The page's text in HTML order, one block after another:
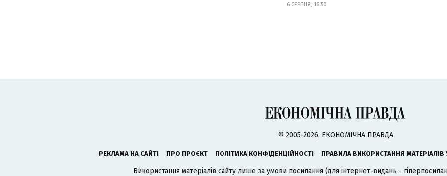
6 СЕРПНЯ, 16:50
© 2005-2026, ЕКОНОМІЧНА ПРАВДА
РЕКЛАМА НА САЙТІ ПРО ПРОЄКТ ПОЛІТИКА КОНФІДЕНЦІЙНОСТІ ПРАВИЛА ВИКОРИСТАННЯ МАТЕРІАЛІВ
Використання матеріалів сайту лише за умови посилання (для інтернет-видань -